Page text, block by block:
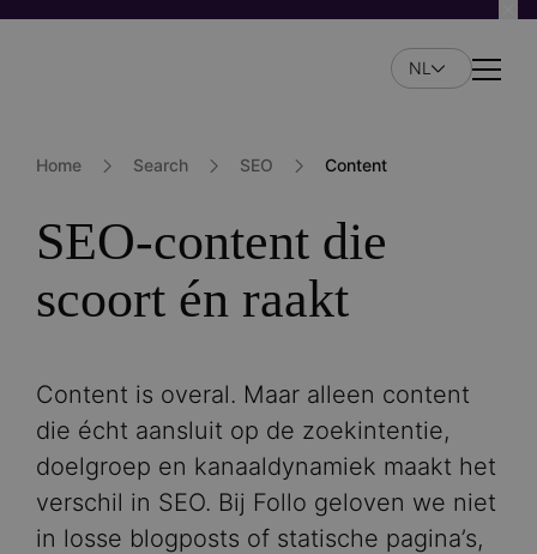
Overslaan
gaan
NL
Home Search SEO Content
SEO-content die
scoort én raakt
Content is overal. Maar alleen content
die écht aansluit op de zoekintentie,
doelgroep en kanaaldynamiek maakt het
verschil in SEO. Bij Follo geloven we niet
in losse blogposts of statische pagina’s,